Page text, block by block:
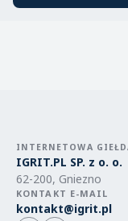
INTERNETOWA
IGRIT.PL SP. z o. o.
62-200, Gniezno
KONTAKT E-MAIL
kontakt@igrit.pl